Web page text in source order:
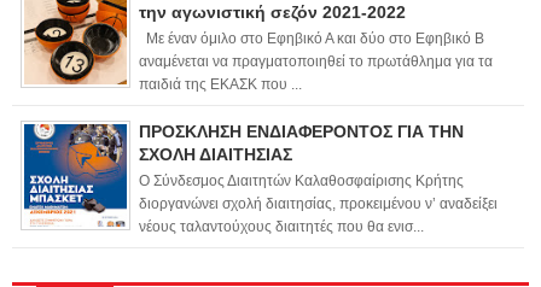
την αγωνιστική σεζόν 2021-2022
Με έναν όμιλο στο Εφηβικό Α και δύο στο Εφηβικό Β
αναμένεται να πραγματοποιηθεί το πρωτάθλημα για τα
παιδιά της ΕΚΑΣΚ που ...
ΠΡΟΣΚΛΗΣΗ ΕΝΔΙΑΦΕΡΟΝΤΟΣ ΓΙΑ ΤΗΝ
ΣΧΟΛΗ ΔΙΑΙΤΗΣΙΑΣ
Ο Σύνδεσμος Διαιτητών Καλαθοσφαίρισης Κρήτης
διοργανώνει σχολή διαιτησίας, προκειμένου ν’ αναδείξει
νέους ταλαντούχους διαιτητές που θα ενισ...